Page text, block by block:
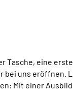
Tasche, eine
bei uns eröffnen.
Mit einer